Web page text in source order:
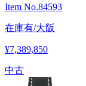
Item No.84593
在庫有/大阪
¥7,389,850
中古